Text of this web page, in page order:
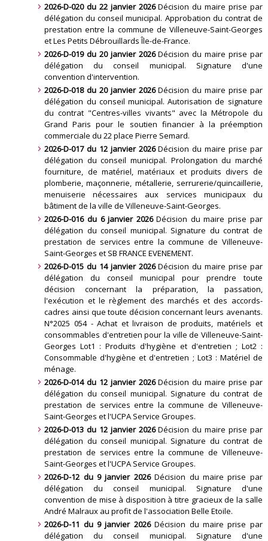
2026-D-020 du 22 janvier 2026Décision du maire prise par
délégation du conseil municipal. Approbation du contrat de
prestation entre la commune de Villeneuve-Saint-Georges
et Les Petits Débrouillards Île-de-France.
2026-D-019 du 20 janvier 2026Décision du maire prise par
délégation du conseil municipal. Signature d'une
convention d'intervention.
2026-D-018 du 20 janvier 2026Décision du maire prise par
délégation du conseil municipal. Autorisation de signature
du contrat "Centres-villes vivants" avec la Métropole du
Grand Paris pour le soutien financier à la préemption
commerciale du 22 place Pierre Semard.
2026-D-017 du 12 janvier 2026Décision du maire prise par
délégation du conseil municipal. Prolongation du marché
fourniture, de matériel, matériaux et produits divers de
plomberie, maçonnerie, métallerie, serrurerie/quincaillerie,
menuiserie nécessaires aux services municipaux du
bâtiment de la ville de Villeneuve-Saint-Georges.
2026-D-016 du 6 janvier 2026Décision du maire prise par
délégation du conseil municipal. Signature du contrat de
prestation de services entre la commune de Villeneuve-
Saint-Georges et SB FRANCE EVENEMENT.
2026-D-015 du 14 janvier 2026Décision du maire prise par
délégation du conseil municipal pour prendre toute
décision concernant la préparation, la passation,
l'exécution et le règlement des marchés et des accords-
cadres ainsi que toute décision concernant leurs avenants.
N°2025 054 - Achat et livraison de produits, matériels et
consommables d'entretien pour la ville de Villeneuve-Saint-
Georges Lot1 : Produits d'hygiène et d'entretien ; Lot2 :
Consommable d'hygiène et d'entretien ; Lot3 : Matériel de
ménage.
2026-D-014 du 12 janvier 2026Décision du maire prise par
délégation du conseil municipal. Signature du contrat de
prestation de services entre la commune de Villeneuve-
Saint-Georges et l'UCPA Service Groupes.
2026-D-013 du 12 janvier 2026Décision du maire prise par
délégation du conseil municipal. Signature du contrat de
prestation de services entre la commune de Villeneuve-
Saint-Georges et l'UCPA Service Groupes.
2026-D-12 du 9 janvier 2026Décision du maire prise par
délégation du conseil municipal. Signature d'une
convention de mise à disposition à titre gracieux de la salle
André Malraux au profit de l'association Belle Etoile.
2026-D-11 du 9 janvier 2026Décision du maire prise par
délégation du conseil municipal. Signature d'une